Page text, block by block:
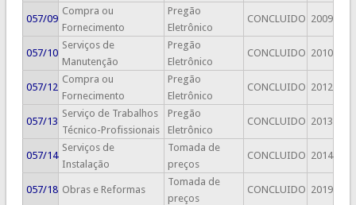
057/09
Compra ou
Fornecimento
Pregão
Eletrônico
CONCLUIDO 2009
057/10
Serviços de
Manutenção
Pregão
Eletrônico
CONCLUIDO 2010
057/12
Compra ou
Fornecimento
Pregão
Eletrônico
CONCLUIDO 2012
057/13
Serviço de Trabalhos
Técnico-Profissionais
Pregão
Eletrônico
CONCLUIDO 2013
057/14
Serviços de
Instalação
Tomada de
preços
CONCLUIDO 2014
057/18 Obras e Reformas
Tomada de
preços
CONCLUIDO 2019